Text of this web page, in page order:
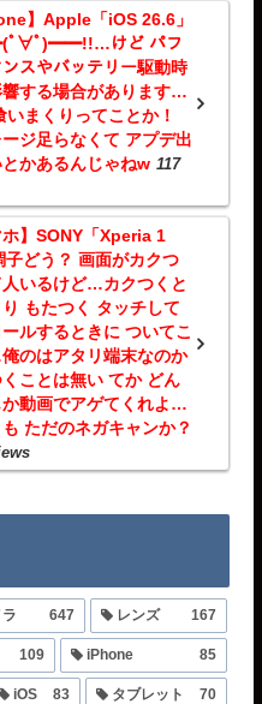
】Apple「iOS 26.6」
ﾟ∀ﾟ)━━!!…けど パフ
ンスやバッテリー駆動時
響する場合があります…
いまくりってことか！
ジ足らなくて アプデ出
かあるんじゃねw 117
ホ】SONY「Xperia 1
子どう？ 画面がカクつ
人いるけど…カクつくと
もたつく タッチして
ルするときに ついてこ
のはアタリ端末なのか
ことは無い てか どん
か動画でアゲてくれよ…
ただのネガキャンか？
647 レンズ 167
109 iPhone 85
iOS 83 タブレット 70